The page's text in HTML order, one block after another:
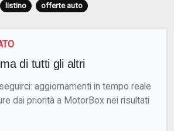
listino offerte auto
di tutti gli altri
aggiornamenti in tempo reale
dai priorità a MotorBox nei risultati